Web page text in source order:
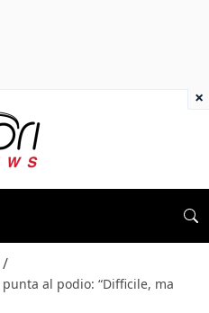
/
al podio: “Difficile, ma
×